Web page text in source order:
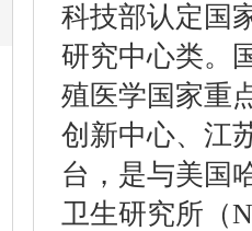
科技部认定国
研究中心类。
殖医学国家重
创新中心、 江
台，是与美国
卫生研究所（